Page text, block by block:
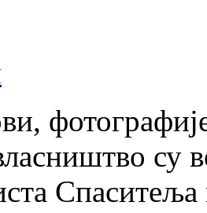
су
Спаситеља